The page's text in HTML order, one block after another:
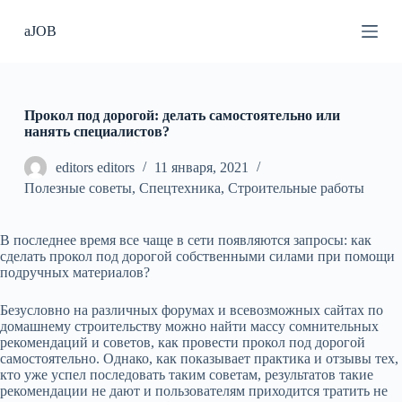
и
к
у
и
aJOB
Прокол под дорогой: делать самостоятельно или
нанять специалистов?
editors editors
11 января, 2021
Полезные советы, Спецтехника, Строительные работы
В последнее время все чаще в сети появляются запросы: как
сделать прокол под дорогой собственными силами при помощи
подручных материалов?
Безусловно на различных форумах и всевозможных сайтах по
домашнему строительству можно найти массу сомнительных
рекомендаций и советов, как провести прокол под дорогой
самостоятельно. Однако, как показывает практика и отзывы тех,
кто уже успел последовать таким советам, результатов такие
рекомендации не дают и пользователям приходится тратить не